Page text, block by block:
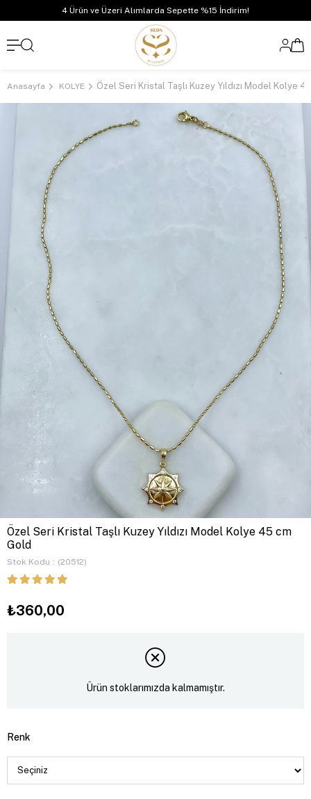
4 Ürün ve Üzeri Alımlarda Sepette %15 İndirim!
Anasayfa KOLYE
Özel Seri Kristal Taşlı Kuzey Yıldızı Model Kolye 45 cm
Gold
Stok Kodu (20512)
₺360,00
Ürün stoklarımızda kalmamıştır.
Renk